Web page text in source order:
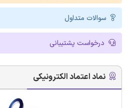
سوالات متداول
درخواست پشتیبانی
نماد اعتماد الکترونیکی